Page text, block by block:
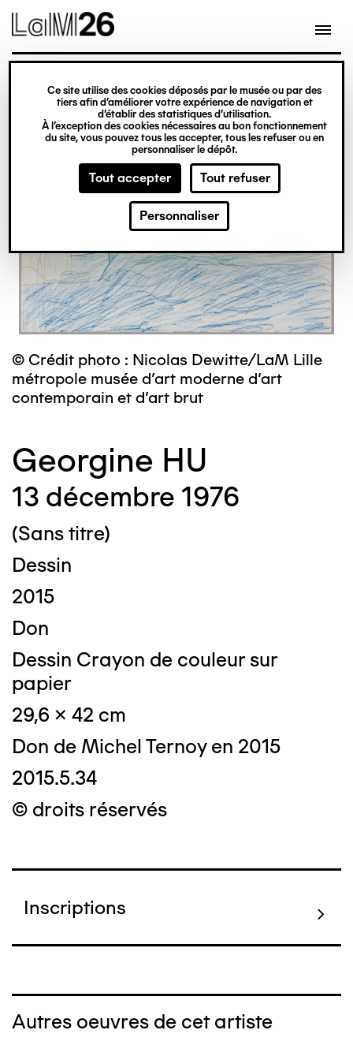
Gestion des cookies
Ce site utilise des cookies déposés par le musée ou par des
tiers afin d’améliorer votre expérience de navigation et
d’établir des statistiques d’utilisation.
À l’exception des cookies nécessaires au bon fonctionnement
du site, vous pouvez tous les accepter, tous les refuser ou en
personnaliser le dépôt.
Tout accepter Tout refuser
Personnaliser
contenu
© Crédit photo : Nicolas Dewitte/LaM Lille
métropole musée d’art moderne d’art
contemporain et d’art brut
Georgine HU
13 décembre 1976
(Sans titre)
Dessin
2015
Don
Dessin Crayon de couleur sur
papier
29,6 x 42 cm
Don de Michel Ternoy en 2015
2015.5.34
© droits réservés
Inscriptions
Autres oeuvres de cet artiste